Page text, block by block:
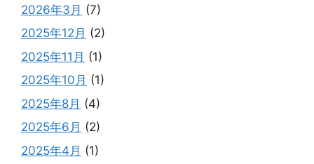
2026年3月 (7)
2025年12月 (2)
2025年11月 (1)
2025年10月 (1)
2025年8月 (4)
2025年6月 (2)
2025年4月 (1)